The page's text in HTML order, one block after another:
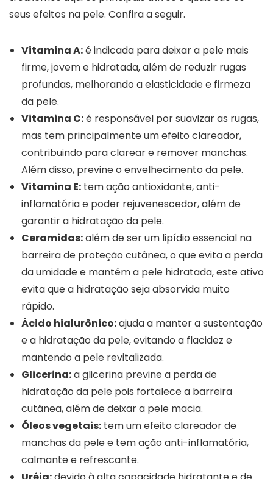
seus efeitos na pele. Confira a seguir.
Vitamina A:é indicada para deixar a pele mais
firme, jovem e hidratada, além de reduzir rugas
profundas, melhorando a elasticidade e firmeza
da pele.
Vitamina C:é responsável por suavizar as rugas,
mas tem principalmente um efeito clareador,
contribuindo para clarear e remover manchas.
Além disso, previne o envelhecimento da pele.
Vitamina E: tem ação antioxidante, anti-
inflamatória e poder rejuvenescedor, além de
garantir a hidratação da pele.
Ceramidas:além de ser um lipídio essencial na
barreira de proteção cutânea, o que evita a perda
da umidade e mantém a pele hidratada, este ativo
evita que a hidratação seja absorvida muito
rápido.
Ácido hialurônico:ajuda a manter a sustentação
e a hidratação da pele, evitando a flacidez e
mantendo a pele revitalizada.
Glicerina:a glicerina previne a perda de
hidratação da pele pois fortalece a barreira
cutânea, além de deixar a pele macia.
Óleos vegetais: tem um efeito clareador de
manchas da pele e tem ação anti-inflamatória,
calmante e refrescante.